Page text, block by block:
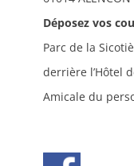
Déposez vos
Parc de la
derrière l’Hôtel
Amicale du